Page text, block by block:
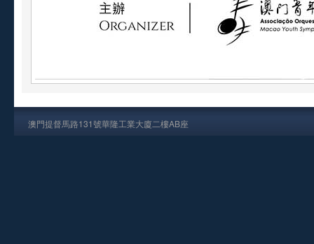
澳門提督馬路131號華隆工業大廈二樓AB座